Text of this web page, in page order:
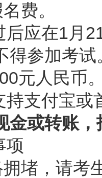
费。
后应在1月
得参加考试
元人民币
持支付宝或
金或转账
项
堵，请考